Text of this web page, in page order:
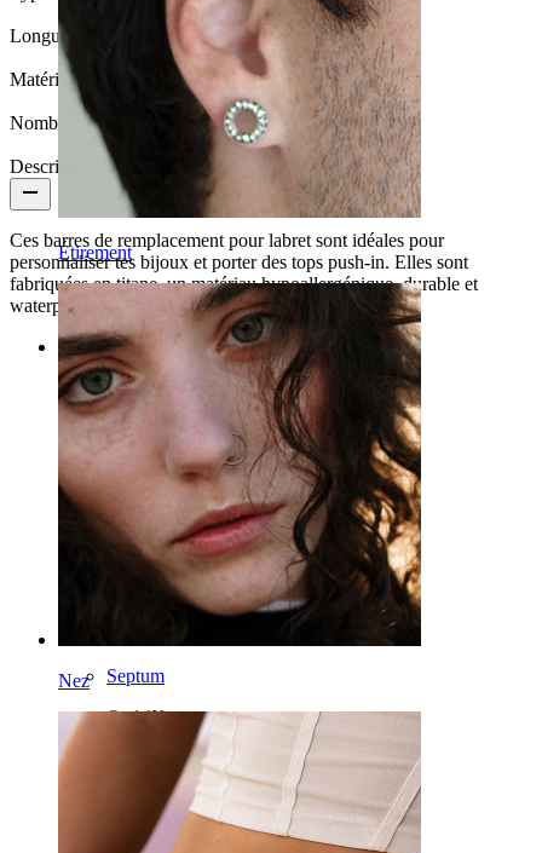
Étirement
Nez
Longueur:
Matériau:
Nombre de pièces:
Description
Ces barres de remplacement pour labret sont idéales pour
personnaliser tes bijoux et porter des tops push-in. Elles sont
fabriquées en titane, un matériau hypoallergénique, durable et
waterproof.
Catégories
Nombril
Lèvre
Téton
Industriel
Dermal
Septum
Or 14K
Fake piercing
Langue